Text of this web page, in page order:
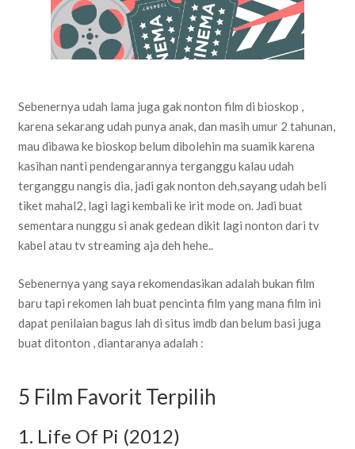
Sebenernya udah lama juga gak nonton film di bioskop ,
karena sekarang udah punya anak, dan masih umur 2 tahunan,
mau dibawa ke bioskop belum dibolehin ma suamik karena
kasihan nanti pendengarannya terganggu kalau udah
terganggu nangis dia, jadi gak nonton deh,sayang udah beli
tiket mahal2, lagi lagi kembali ke irit mode on. Jadi buat
sementara nunggu si anak gedean dikit lagi nonton dari tv
kabel atau tv streaming aja deh hehe..
Sebenernya yang saya rekomendasikan adalah bukan film
baru tapi rekomen lah buat pencinta film yang mana film ini
dapat penilaian bagus lah di situs imdb dan belum basi juga
buat ditonton , diantaranya adalah :
5 Film Favorit Terpilih
1. Life Of Pi (2012)